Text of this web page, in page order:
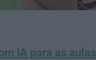
IA para as aulas